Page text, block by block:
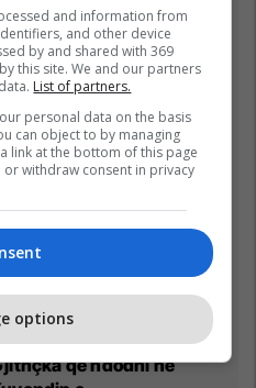
shefi i ri i ushtrisë
urdhëron
të madh
07/2026
dy raunde dhe
euro në xhep,
sa fituan Joshua
Vëllai iu etiketua si pjesëtar
të Arkanit, Drejtori i
pretendimet
07/2026
që ndodhi në
and information from
and other device
by and shared with 369
this site. We and our partners
List of partners.
personal data on the basis
can object to by managing
link at the bottom of this page
withdraw consent in privacy
options